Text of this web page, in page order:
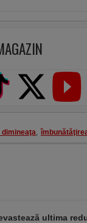
,
ultima